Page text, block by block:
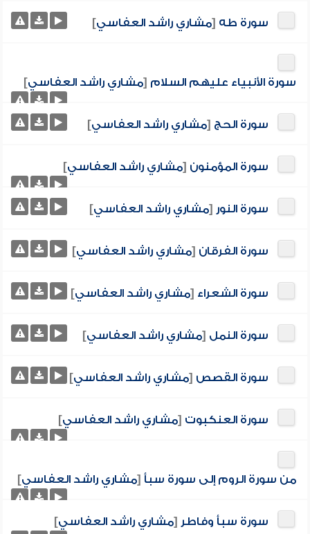
سورة طه [مشاري راشد العفاسي]
سورة الأنبياء عليهم السلام [مشاري راشد العفاسي]
سورة الحج [مشاري راشد العفاسي]
سورة المؤمنون [مشاري راشد العفاسي]
سورة النور [مشاري راشد العفاسي]
سورة الفرقان [مشاري راشد العفاسي]
سورة الشعراء [مشاري راشد العفاسي]
سورة النمل [مشاري راشد العفاسي]
سورة القصص [مشاري راشد العفاسي]
سورة العنكبوت [مشاري راشد العفاسي]
من سورة الروم إلى سورة سبأ [مشاري راشد العفاسي]
سورة سبأ وفاطر [مشاري راشد العفاسي]